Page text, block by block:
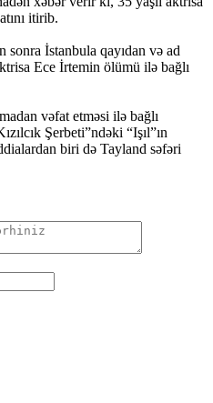
itirib.
İstanbula qayıdan və ad
Ece İrtemin ölümü ilə bağlı
vəfat etməsi ilə bağlı
Şerbeti”ndəki “Işıl”ın
biri də Tayland səfəri